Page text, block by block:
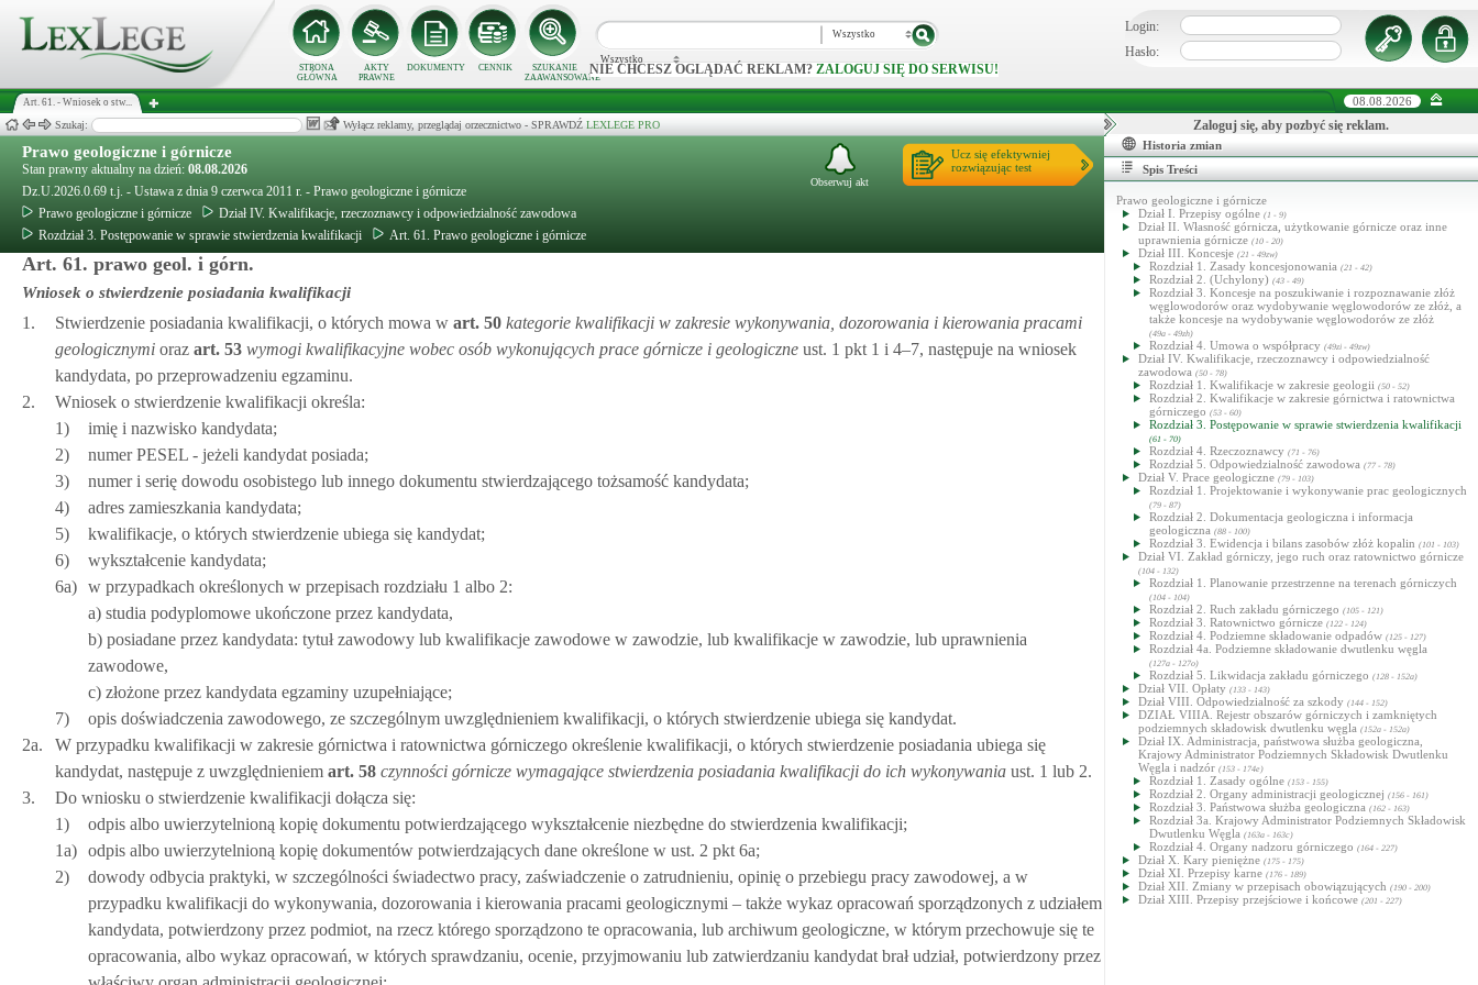
STRONA
GŁÓWNA
AKTY
PRAWNE
DOKUMENTY CENNIK
SZUKANIE
ZAAWANSOWANE
Wszystko
Wszystko
NIE CHCESZ OGLĄDAĆ REKLAM? ZALOGUJ SIĘ DO SERWISU!
Login:
Hasło:
Art. 61. - Wniosek o stw... 08.08.2026
Szukaj: Wyłącz reklamy, przeglądaj orzecznictwo - SPRAWDŹ LEXLEGE PRO
Prawo geologiczne i górnicze
Stan prawny aktualny na dzień: 08.08.2026
Dz.U.2026.0.69 t.j. - Ustawa z dnia 9 czerwca 2011 r. - Prawo geologiczne i górnicze
Prawo geologiczne i górnicze
Dział IV. Kwalifikacje, rzeczoznawcy i odpowiedzialność zawodowa
Rozdział 3. Postępowanie w sprawie stwierdzenia kwalifikacji
Art. 61. Prawo geologiczne i górnicze
Ucz się efektywniej
rozwiązując test
Obserwuj akt
Art. 61. prawo geol. i górn.
Wniosek o stwierdzenie posiadania kwalifikacji
1. Stwierdzenie posiadania kwalifikacji, o których mowa w art. 50 kategorie kwalifikacji w zakresie wykonywania, dozorowania i kierowania pracami
geologicznymi oraz art. 53 wymogi kwalifikacyjne wobec osób wykonujących prace górnicze i geologiczne ust. 1 pkt 1 i 4–7, następuje na wniosek
kandydata, po przeprowadzeniu egzaminu.
2.
Wniosek o stwierdzenie kwalifikacji określa:
1)
imię i nazwisko kandydata;
2)
numer PESEL - jeżeli kandydat posiada;
3)
numer i serię dowodu osobistego lub innego dokumentu stwierdzającego tożsamość kandydata;
4)
adres zamieszkania kandydata;
5)
kwalifikacje, o których stwierdzenie ubiega się kandydat;
6)
wykształcenie kandydata;
6a) w przypadkach określonych w przepisach rozdziału 1 albo 2:
a) studia podyplomowe ukończone przez kandydata,
b) posiadane przez kandydata: tytuł zawodowy lub kwalifikacje zawodowe w zawodzie, lub kwalifikacje w zawodzie, lub uprawnienia
zawodowe,
c) złożone przez kandydata egzaminy uzupełniające;
7)
opis doświadczenia zawodowego, ze szczególnym uwzględnieniem kwalifikacji, o których stwierdzenie ubiega się kandydat.
2a.
W przypadku kwalifikacji w zakresie górnictwa i ratownictwa górniczego określenie kwalifikacji, o których stwierdzenie posiadania ubiega się
kandydat, następuje z uwzględnieniem art. 58 czynności górnicze wymagające stwierdzenia posiadania kwalifikacji do ich wykonywania ust. 1 lub 2.
3.
Do wniosku o stwierdzenie kwalifikacji dołącza się:
1)
odpis albo uwierzytelnioną kopię dokumentu potwierdzającego wykształcenie niezbędne do stwierdzenia kwalifikacji;
1a) odpis albo uwierzytelnioną kopię dokumentów potwierdzających dane określone w ust. 2 pkt 6a;
2)
dowody odbycia praktyki, w szczególności świadectwo pracy, zaświadczenie o zatrudnieniu, opinię o przebiegu pracy zawodowej, a w
przypadku kwalifikacji do wykonywania, dozorowania i kierowania pracami geologicznymi – także wykaz opracowań sporządzonych z udziałem
kandydata, potwierdzony przez podmiot, na rzecz którego sporządzono te opracowania, lub archiwum geologiczne, w którym przechowuje się te
opracowania, albo wykaz opracowań, w których sprawdzaniu, ocenie, przyjmowaniu lub zatwierdzaniu kandydat brał udział, potwierdzony przez
Zaloguj się, aby pozbyć się reklam.
Historia zmian
Spis Treści
Prawo geologiczne i górnicze
Dział I. Przepisy ogólne (1 - 9)
Dział II. Własność górnicza, użytkowanie górnicze oraz inne
uprawnienia górnicze (10 - 20)
Dział III. Koncesje (21 - 49zw)
Rozdział 1. Zasady koncesjonowania (21 - 42)
Rozdział 2. (Uchylony) (43 - 49)
Rozdział 3. Koncesje na poszukiwanie i rozpoznawanie złóż
węglowodorów oraz wydobywanie węglowodorów ze złóż, a
także koncesje na wydobywanie węglowodorów ze złóż
(49a - 49zh)
Rozdział 4. Umowa o współpracy (49zi - 49zw)
Dział IV. Kwalifikacje, rzeczoznawcy i odpowiedzialność
zawodowa (50 - 78)
Rozdział 1. Kwalifikacje w zakresie geologii (50 - 52)
Rozdział 2. Kwalifikacje w zakresie górnictwa i ratownictwa
górniczego (53 - 60)
Rozdział 3. Postępowanie w sprawie stwierdzenia kwalifikacji
(61 - 70)
Rozdział 4. Rzeczoznawcy (71 - 76)
Rozdział 5. Odpowiedzialność zawodowa (77 - 78)
Dział V. Prace geologiczne (79 - 103)
Rozdział 1. Projektowanie i wykonywanie prac geologicznych
(79 - 87)
Rozdział 2. Dokumentacja geologiczna i informacja
geologiczna (88 - 100)
Rozdział 3. Ewidencja i bilans zasobów złóż kopalin (101 - 103)
Dział VI. Zakład górniczy, jego ruch oraz ratownictwo górnicze
(104 - 132)
Rozdział 1. Planowanie przestrzenne na terenach górniczych
(104 - 104)
Rozdział 2. Ruch zakładu górniczego (105 - 121)
Rozdział 3. Ratownictwo górnicze (122 - 124)
Rozdział 4. Podziemne składowanie odpadów (125 - 127)
Rozdział 4a. Podziemne składowanie dwutlenku węgla
(127a - 127o)
Rozdział 5. Likwidacja zakładu górniczego (128 - 152a)
Dział VII. Opłaty (133 - 143)
Dział VIII. Odpowiedzialność za szkody (144 - 152)
DZIAŁ VIIIA. Rejestr obszarów górniczych i zamkniętych
podziemnych składowisk dwutlenku węgla (152a - 152a)
Dział IX. Administracja, państwowa służba geologiczna,
Krajowy Administrator Podziemnych Składowisk Dwutlenku
Węgla i nadzór (153 - 174e)
Rozdział 1. Zasady ogólne (153 - 155)
Rozdział 2. Organy administracji geologicznej (156 - 161)
Rozdział 3. Państwowa służba geologiczna (162 - 163)
Rozdział 3a. Krajowy Administrator Podziemnych Składowisk
Dwutlenku Węgla (163a - 163c)
Rozdział 4. Organy nadzoru górniczego (164 - 227)
Dział X. Kary pieniężne (175 - 175)
Dział XI. Przepisy karne (176 - 189)
Dział XII. Zmiany w przepisach obowiązujących (190 - 200)
Dział XIII. Przepisy przejściowe i końcowe (201 - 227)